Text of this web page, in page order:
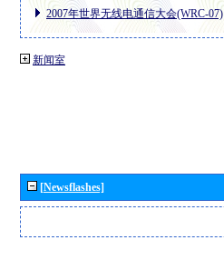
2007年世界无线电通信大会(WRC-07)
新闻室
[Newsflashes]